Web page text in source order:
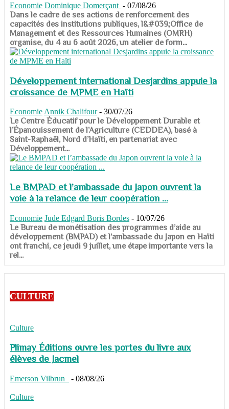
Economie Dominique Domerçant - 07/08/26
Dans le cadre de ses actions de renforcement des
capacités des institutions publiques, l&#039;Office de
Management et des Ressources Humaines (OMRH)
organise, du 4 au 6 août 2026, un atelier de form...
Développement international Desjardins appuie la
croissance de MPME en Haïti
Economie Annik Chalifour - 30/07/26
​​​​​​​Le Centre Éducatif pour le Développement Durable et
l’Épanouissement de l’Agriculture (CEDDEA), basé à
Saint-Raphaël, Nord d’Haïti, en partenariat avec
Développement...
Le BMPAD et l’ambassade du Japon ouvrent la
voie à la relance de leur coopération ...
Economie Jude Edgard Boris Bordes - 10/07/26
​​​​​​​Le Bureau de monétisation des programmes d’aide au
développement (BMPAD) et l’ambassade du Japon en Haïti
ont franchi, ce jeudi 9 juillet, une étape importante vers la
rel...
CULTURE
Culture
Plimay Éditions ouvre les portes du livre aux
élèves de Jacmel
Emerson Vilbrun - 08/08/26
Culture